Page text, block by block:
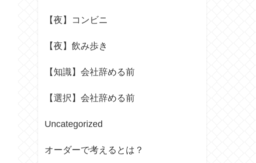
【夜】コンビニ
【夜】飲み歩き
【知識】会社辞める前
【選択】会社辞める前
Uncategorized
オーダーで考えるとは？